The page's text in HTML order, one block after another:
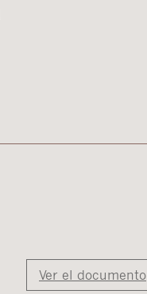
Ver el documento